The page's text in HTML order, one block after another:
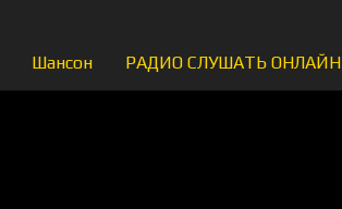
Шансон РАДИО СЛУШАТЬ ОНЛАЙН